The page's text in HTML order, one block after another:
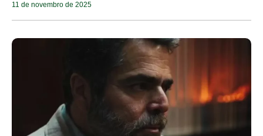
11 de novembro de 2025